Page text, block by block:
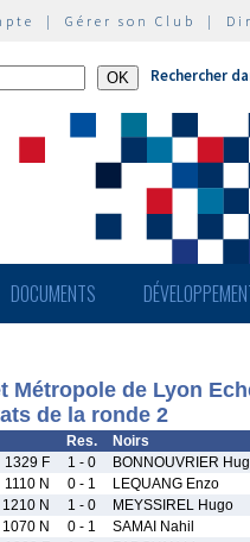
| Gérer son Club |
Rechercher
DOCUMENTS
Métropole de Lyon
de la ronde 2
Res. Noirs
1329 F 1 - 0 BONNOUVRIER
1110 N 0 - 1 LEQUANG Enzo
1210 N 1 - 0 MEYSSIREL Hugo
1070 N 0 - 1 SAMAI Nahil